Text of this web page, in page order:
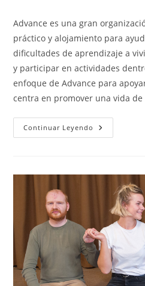
la
entrada:
Advance es una gran
práctico y alojamiento para
dificultades de aprendizaje a
y participar en actividades
enfoque de Advance para
centra en promover una vida de
Continuar Leyendo Advance